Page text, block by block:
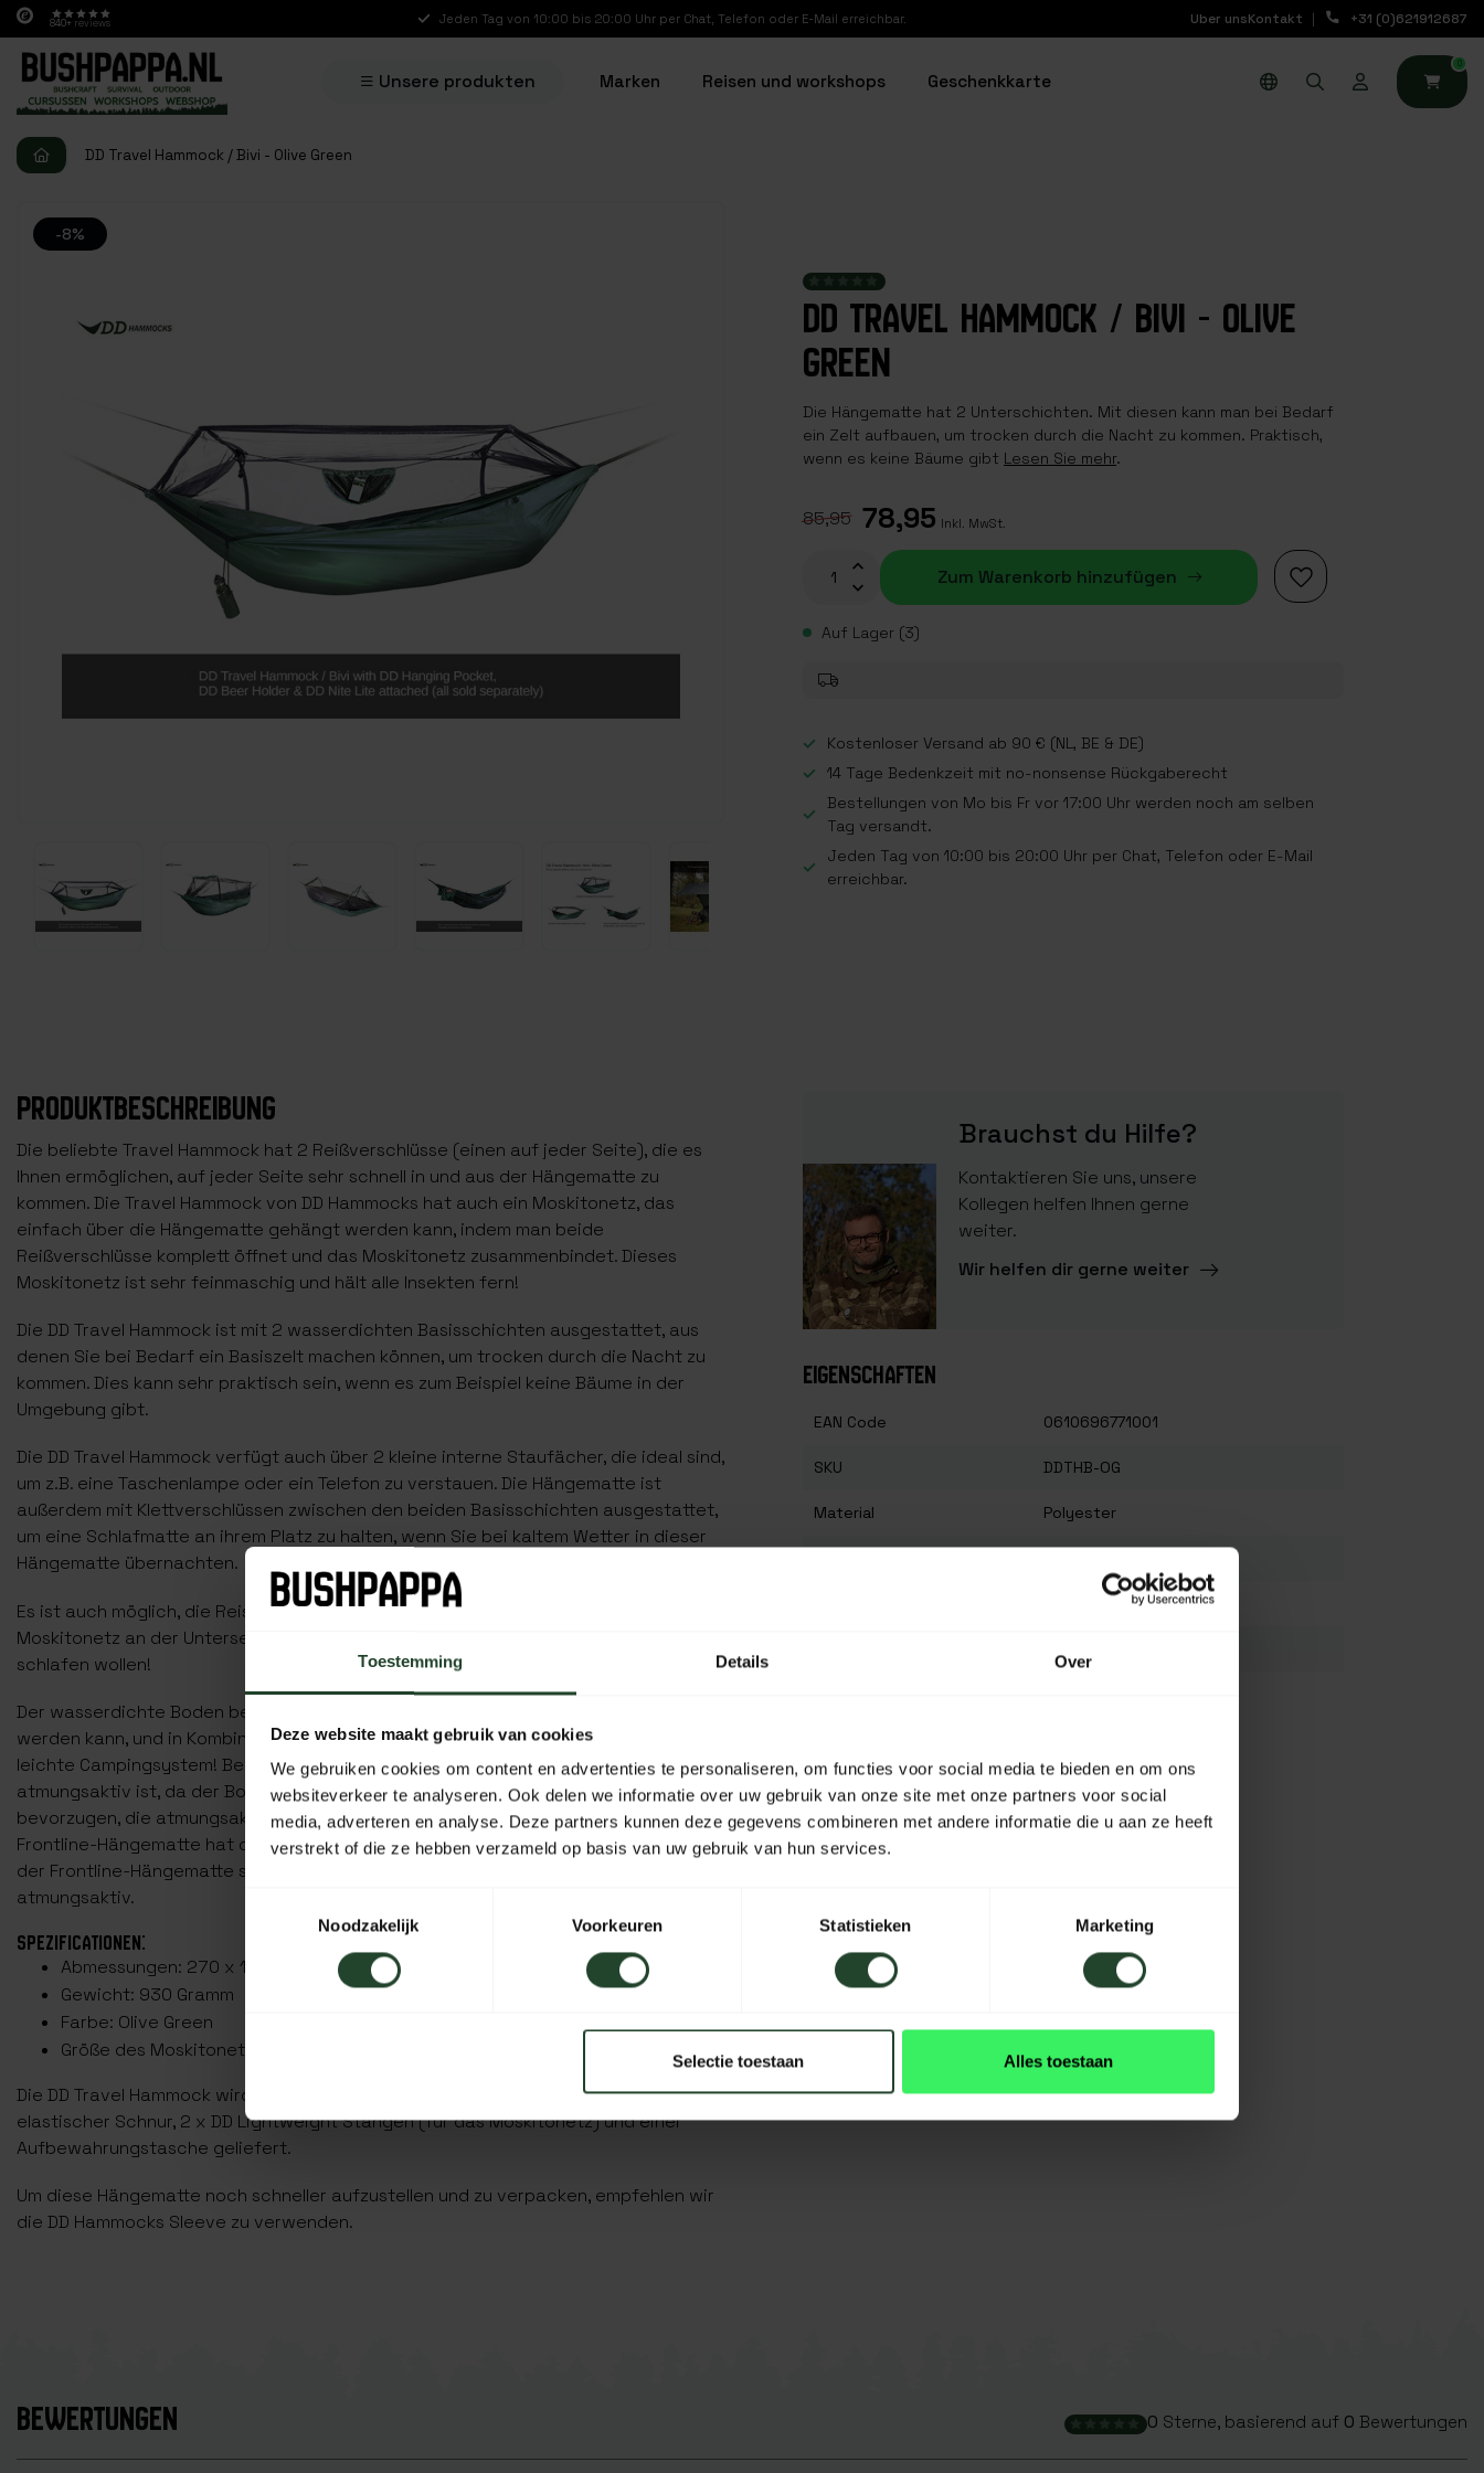
Toestemming Details Over
Deze website maakt gebruik van cookies
We gebruiken cookies om content en advertenties te personaliseren, om functies voor social media te bieden en om ons
websiteverkeer te analyseren. Ook delen we informatie over uw gebruik van onze site met onze partners voor social
media, adverteren en analyse. Deze partners kunnen deze gegevens combineren met andere informatie die u aan ze heeft
verstrekt of die ze hebben verzameld op basis van uw gebruik van hun services.
Noodzakelijk
Voorkeuren Statistieken Marketing
Selectie toestaan Alles toestaan
840+ reviews Jeden Tag von 10:00 bis 20:00 Uhr per Chat, Telefon oder E-Mail erreichbar. Uber unsKontakt +31 (0)621912687
Unsere produkten Marken Reisen und workshops Geschenkkarte
0
DD Travel Hammock / Bivi - Olive Green
-8%
DD TRAVEL HAMMOCK / BIVI - OLIVE
GREEN
Die Hängematte hat 2 Unterschichten. Mit diesen kann man bei Bedarf
ein Zelt aufbauen, um trocken durch die Nacht zu kommen. Praktisch,
wenn es keine Bäume gibt Lesen Sie mehr.
85,95 78,95 Inkl. MwSt.
Zum Warenkorb hinzufügen
Auf Lager (3)
Kostenloser Versand ab 90 € (NL, BE & DE)
14 Tage Bedenkzeit mit no-nonsense Rückgaberecht
Bestellungen von Mo bis Fr vor 17:00 Uhr werden noch am selben
Tag versandt.
Jeden Tag von 10:00 bis 20:00 Uhr per Chat, Telefon oder E-Mail
erreichbar.
PRODUKTBESCHREIBUNG
Die beliebte Travel Hammock hat 2 Reißverschlüsse (einen auf jeder Seite), die es
Ihnen ermöglichen, auf jeder Seite sehr schnell in und aus der Hängematte zu
kommen. Die Travel Hammock von DD Hammocks hat auch ein Moskitonetz, das
einfach über die Hängematte gehängt werden kann, indem man beide
Reißverschlüsse komplett öffnet und das Moskitonetz zusammenbindet. Dieses
Moskitonetz ist sehr feinmaschig und hält alle Insekten fern!
Die DD Travel Hammock ist mit 2 wasserdichten Basisschichten ausgestattet, aus
denen Sie bei Bedarf ein Basiszelt machen können, um trocken durch die Nacht zu
kommen. Dies kann sehr praktisch sein, wenn es zum Beispiel keine Bäume in der
Umgebung gibt.
Die DD Travel Hammock verfügt auch über 2 kleine interne Staufächer, die ideal sind,
um z.B. eine Taschenlampe oder ein Telefon zu verstauen. Die Hängematte ist
außerdem mit Klettverschlüssen zwischen den beiden Basisschichten ausgestattet,
um eine Schlafmatte an ihrem Platz zu halten, wenn Sie bei kaltem Wetter in dieser
Hängematte übernachten.
Es ist auch möglich, die Reisehängematte kopfüber aufzuhängen, mit dem
Moskitonetz an der Unterseite, für diejenigen, die wirklich unter freiem Himmel
schlafen wollen!
Der wasserdichte Boden bedeutet, dass diese Hängematte überall verwendet
werden kann, und in Kombination mit einem DD Tarp ist diese Hängematte das ideale
leichte Campingsystem! Beachten Sie jedoch, dass diese Hängematte nicht
atmungsaktiv ist, da der Boden wasserdicht ist. Wenn Sie eine Hängematte
bevorzugen, die atmungsaktiv ist, schauen Sie sich die Frontline Hammock an. Die
Frontline-Hängematte hat das gleiche Design wie diese Reisehängematte, aber bei
der Frontline-Hängematte sind die Bodenschichten nicht wasserdicht und daher
atmungsaktiv.
SPEZIFICATIONEN:
Abmessungen: 270 x 140 cm
Gewicht: 930 Gramm
Farbe: Olive Green
Größe des Moskitonetzes: 90 pro Quadratzentimeter, 641 pro Quadratzoll
Die DD Travel Hammock wird mit 10 Metern Schnur (175 Gramm), 2 x 2 Metern
elastischer Schnur, 2 x DD Lightweight Stangen (für das Moskitonetz) und einer
Aufbewahrungstasche geliefert.
Um diese Hängematte noch schneller aufzustellen und zu verpacken, empfehlen wir
die DD Hammocks Sleeve zu verwenden.
Brauchst du Hilfe?
Kontaktieren Sie uns, unsere
Kollegen helfen Ihnen gerne
weiter.
Wir helfen dir gerne weiter
EIGENSCHAFTEN
EAN Code 0610696771001
SKU DDTHB-OG
Material Polyester
BEWERTUNGEN 0 Sterne, basierend auf 0 Bewertungen